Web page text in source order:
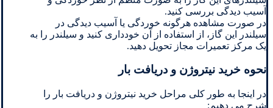
آسیب دیدگی بررسی کنید.
در صورت مشاهده هرگونه خوردگی یا آسیب دیدگی در
سیلندر این گاز، از استفاده از آن خودداری کنید و سیلندر را به
یک مرکز تعمیرات مجاز تحویل دهید.
نحوه خرید نیتروژن و دریافت بار
در اینجا به طور کلی مراحل خرید نیتروژن و دریافت بار را
شرح می دهیم: